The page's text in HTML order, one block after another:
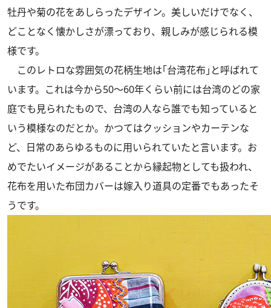
牡丹や菊の花をあしらったデザイン。美しいだけでなく、
どことなく懐かしさが漂っており、親しみが感じられる模
様です。
このレトロな雰囲気の花柄生地は｢台湾花布｣と呼ばれて
います。これは今から50～60年くらい前には台湾のどの家
庭でも見られたもので、台湾の人なら誰でも知っていると
いう模様なのだとか。かつてはクッションやカーテンな
ど、日常のあらゆるものに用いられていたと言います。お
めでたいイメージがあることから縁起物としても扱われ、
花布を用いた布団カバーは嫁入り道具の定番でもあったそ
うです。